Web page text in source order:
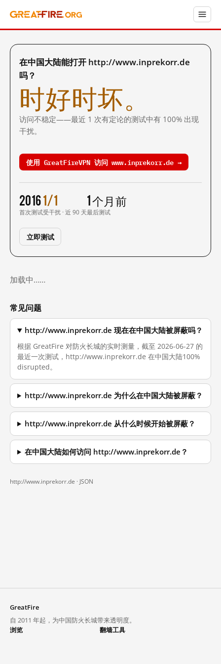
在中国大陆能打开 http://www.inprekorr.de
吗？
时好时坏。
访问不稳定——最近 1 次有定论的测试中有 100% 出现
干扰。
使用 GreatFireVPN 访问 www.inprekorr.de →
2016
首次测试
1/1
受干扰 · 近 90 天
1 个月前
最后测试
立即测试
加载中……
常见问题
http://www.inprekorr.de 现在在中国大陆被屏蔽吗？
根据 GreatFire 对防火长城的实时测量，截至 2026-06-27 的
最近一次测试，http://www.inprekorr.de 在中国大陆100%
disrupted。
http://www.inprekorr.de 为什么在中国大陆被屏蔽？
http://www.inprekorr.de 从什么时候开始被屏蔽？
在中国大陆如何访问 http://www.inprekorr.de？
http://www.inprekorr.de · JSON
GreatFire
自 2011 年起，为中国防火长城带来透明度。
浏览
翻墙工具